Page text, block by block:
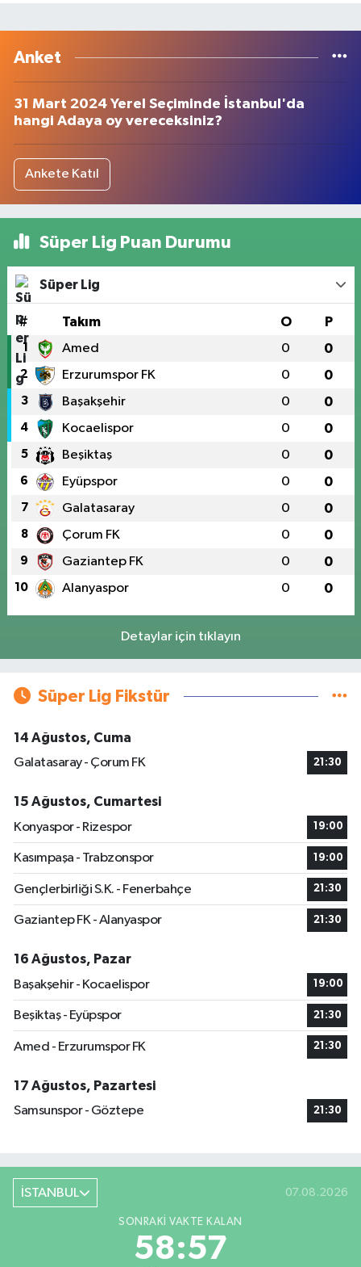
Anket
31 Mart 2024 Yerel Seçiminde İstanbul'da
hangi Adaya oy vereceksiniz?
Ankete Katıl
Süper Lig Puan Durumu
Süper Lig
# Takım O P
1 Amed 0 0
2 Erzurumspor FK 0 0
3 Başakşehir 0 0
4 Kocaelispor 0 0
5 Beşiktaş 0 0
6 Eyüpspor 0 0
7 Galatasaray 0 0
8 Çorum FK 0 0
9 Gaziantep FK 0 0
10 Alanyaspor 0 0
Detaylar için tıklayın
Süper Lig Fikstür
14 Ağustos, Cuma
Galatasaray - Çorum FK
21:30
15 Ağustos, Cumartesi
Konyaspor - Rizespor
19:00
Kasımpaşa - Trabzonspor 19:00
Gençlerbirliği S.K. - Fenerbahçe 21:30
Gaziantep FK - Alanyaspor 21:30
16 Ağustos, Pazar
Başakşehir - Kocaelispor
19:00
Beşiktaş - Eyüpspor 21:30
Amed - Erzurumspor FK 21:30
17 Ağustos, Pazartesi
Samsunspor - Göztepe
21:30
İSTANBUL 07.08.2026
SONRAKI VAKTE KALAN
58:56